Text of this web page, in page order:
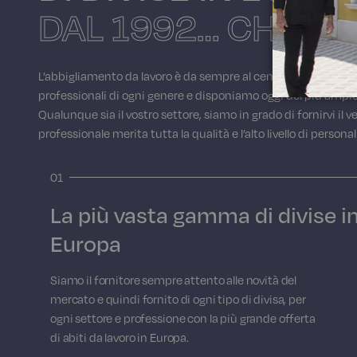
DAL 1992… CHE TI
L’abbigliamento da lavoro è da sempre al centro della
professionali di ogni genere e disponiamo oggi del più
Qualunque sia il vostro settore, siamo in grado di fornirvi il
professionale merita tutta la qualità e l’alto livello di
01
La più vasta gamma di divise
Europa
Siamo il fornitore sempre attento alle novità del
mercato e quindi fornito di ogni tipo di divisa, per
ogni settore e professione con la più grande offerta
di abiti da lavoro in Europa.